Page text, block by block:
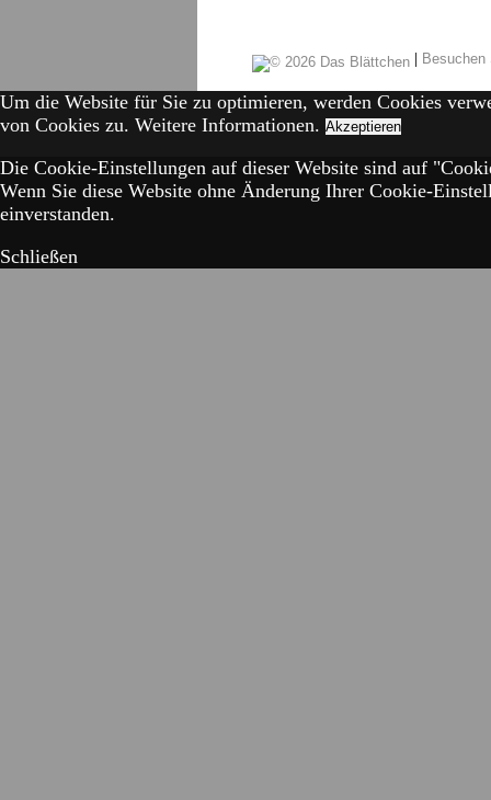
|
Um die Website für Sie zu optimieren, werden Cookies
von Cookies zu. Weitere Informationen. Akzeptieren
Die Cookie-Einstellungen auf dieser Website sind auf
Wenn Sie diese Website ohne Änderung Ihrer Cookie-
einverstanden.
Schließen